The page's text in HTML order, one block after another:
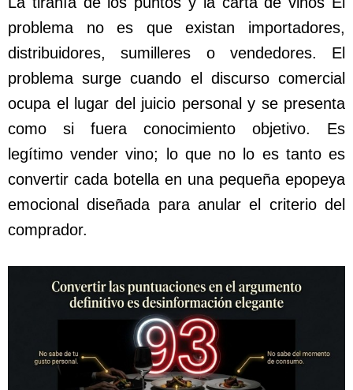
problema no es que existan importadores,
distribuidores, sumilleres o vendedores. El
problema surge cuando el discurso comercial
ocupa el lugar del juicio personal y se presenta
como si fuera conocimiento objetivo. Es
legítimo vender vino; lo que no lo es tanto es
convertir cada botella en una pequeña epopeya
emocional diseñada para anular el criterio del
comprador.